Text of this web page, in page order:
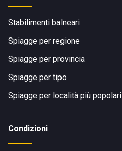
Stabilimenti balneari
Spiagge per regione
Spiagge per provincia
Spiagge per tipo
Spiagge per località più popolari
Condizioni